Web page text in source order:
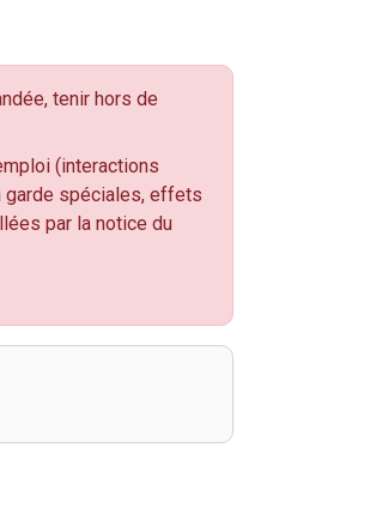
tenir hors de
(interactions
garde spéciales, effets
par la notice du